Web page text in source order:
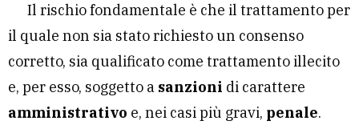
Il rischio fondamentale è che il trattamento per
il quale non sia stato richiesto un consenso
corretto, sia qualificato come trattamento illecito
e, per esso, soggetto a sanzioni di carattere
amministrativo e, nei casi più gravi, penale.